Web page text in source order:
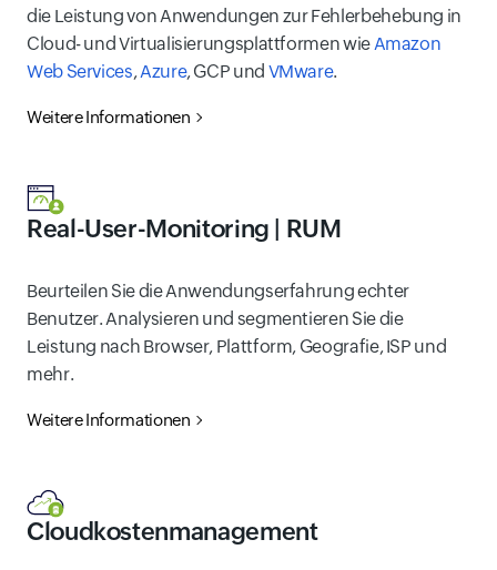
die Leistung von Anwendungen zur Fehlerbehebung in
Cloud- und Virtualisierungsplattformen wieAmazon
Web Services,Azure, GCP und VMware.
Weitere Informationen
Real-User-Monitoring | RUM
Beurteilen Sie die Anwendungserfahrung echter
Benutzer. Analysieren und segmentieren Sie die
Leistung nach Browser, Plattform, Geografie, ISP und
mehr.
Weitere Informationen
Cloudkostenmanagement